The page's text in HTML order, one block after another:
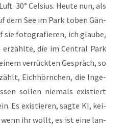
30° Cel­si­us. Heu­te nun, als
dem See im Park toben Gän­
sie foto­gra­fie­ren, ich glau­be,
erzähl­te, die im Cen­tral Park
ver­rück­ten Gespräch, so
Eich­hörn­chen, die Inge­
sol­len nie­mals exis­tiert
Es exis­tie­ren, sag­te KI, kei­
wenn ihr wollt, es ist eine lan­